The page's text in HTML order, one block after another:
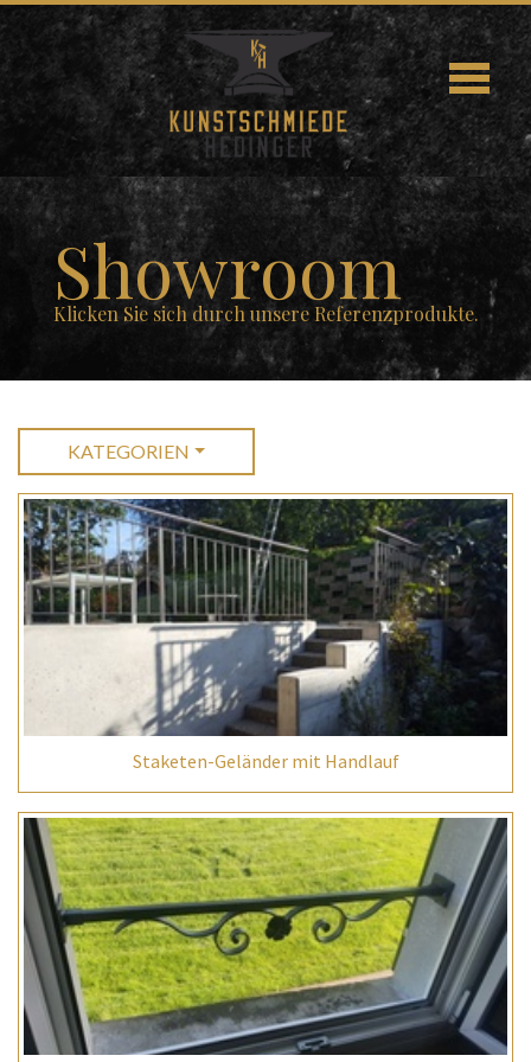
Showroom
Klicken Sie sich durch unsere Referenzprodukte.
KATEGORIEN
Staketen-Geländer mit Handlauf